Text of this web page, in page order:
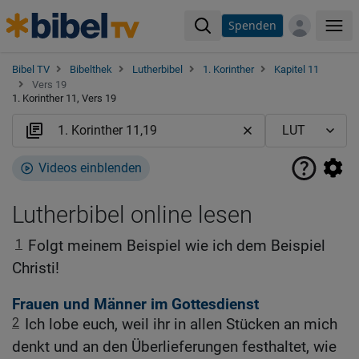
Spenden
Bibel TV Bibelthek Lutherbibel 1. Korinther
Kapitel 11
Vers 19
1. Korinther 11, Vers 19
Videos einblenden
Lutherbibel online lesen
1 Folgt meinem Beispiel wie ich dem Beispiel
Christi!
Frauen und Männer im Gottesdienst
2 Ich lobe euch, weil ihr in allen Stücken an mich
denkt und an den Überlieferungen festhaltet, wie